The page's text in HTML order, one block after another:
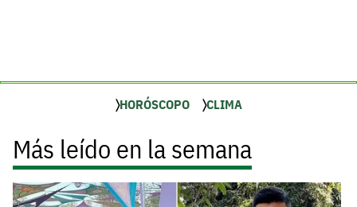
HORÓSCOPO CLIMA
Más leído en la semana